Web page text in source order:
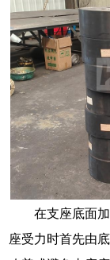
在支座底面
座受力时首先由